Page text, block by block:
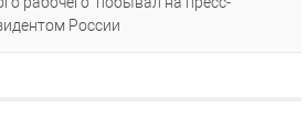
России